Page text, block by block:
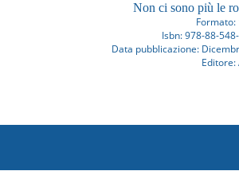
Non ci sono più le
Formato:
Isbn: 978-88-
Data pubblicazione:
Editore: